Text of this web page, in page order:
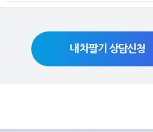
내차팔기 상담신청